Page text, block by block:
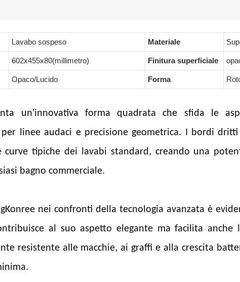
Lavabo sospeso Materiale
602x455x80(millimetro) Finitura superficiale
Opaco/Lucido Forma
un'innovativa forma quadrata che sfida le
linee audaci e precisione geometrica. I bordi
curve tipiche dei lavabi standard, creando una
bagno commerciale.
nei confronti della tecnologia avanzata è
al suo aspetto elegante ma facilita anche
resistente alle macchie, ai graffi e alla crescita